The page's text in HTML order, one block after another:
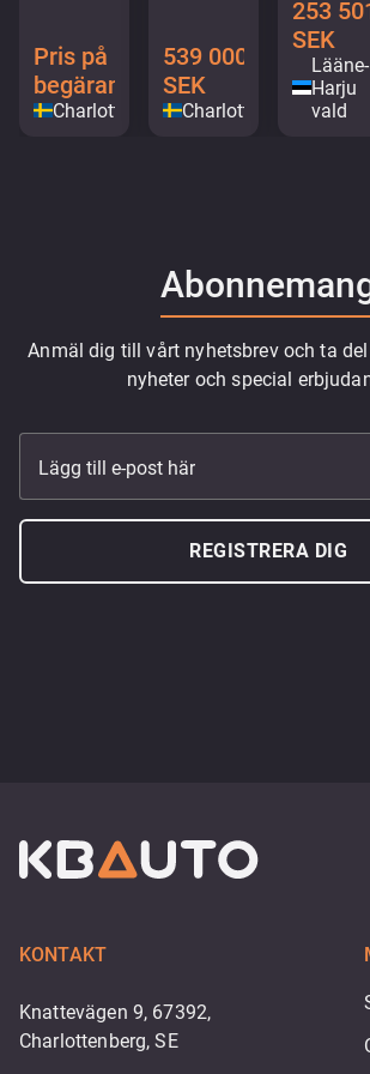
Pris på
begäran
Charlottenberg
539 000
SEK
Charlottenberg
253
SEK
Lääne-
Harju
vald
Anmäl dig till vårt nyhetsbrev och ta
nyheter och special
Lägg till e-post här
REGISTRERA DIG
KONTAKT
Knattevägen 9, 67392,
Charlottenberg, SE